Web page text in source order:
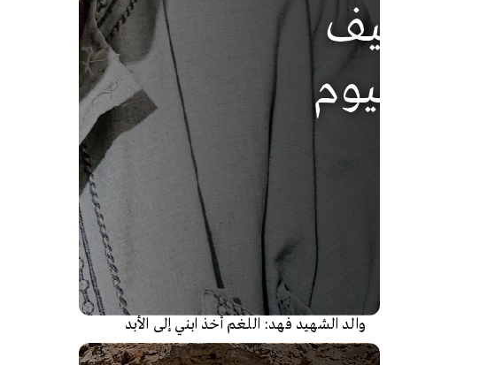
والد الشهيد فهد: اللغم أخذ ابني إلى الأبد